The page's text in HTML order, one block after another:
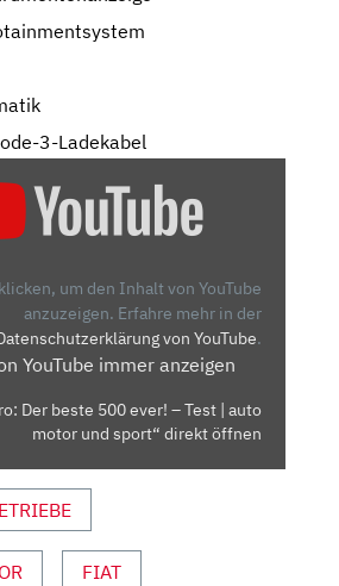
3-Ladekabel
um den Inhalt von YouTube
anzuzeigen. Erfahre mehr in der
von YouTube.
YouTube immer anzeigen
Der beste 500 ever! – Test | auto
motor und sport“ direkt öffnen
FIAT